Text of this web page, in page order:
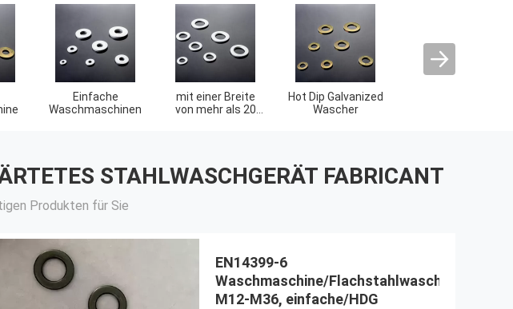
STAHLWASCHGERÄT FABRICANT
Produkten für Sie
EN14399-6
Waschmaschine/Flachstahlwaschmaschine,
M12-M36, einfache/HDG